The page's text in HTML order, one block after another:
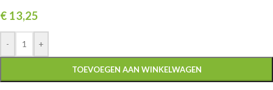
€ 13,25
- +
TOEVOEGEN AAN WINKELWAGEN